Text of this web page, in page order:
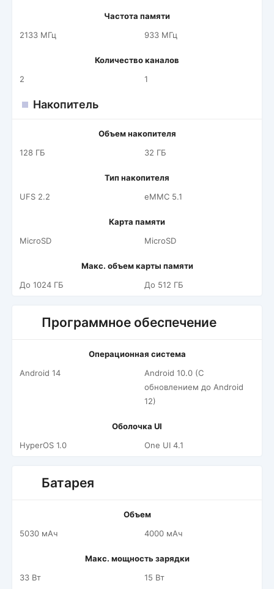
Частота памяти
2133 МГц
933 МГц
Количество каналов
2
1
Накопитель
Объем накопителя
128 ГБ
32 ГБ
Тип накопителя
UFS 2.2
eMMC 5.1
Карта памяти
MicroSD
MicroSD
Макс. объем карты памяти
До 1024 ГБ
До 512 ГБ
Программное обеспечение
Операционная система
Android 14
Android 10.0 (С
обновлением до Android
12)
Оболочка UI
HyperOS 1.0
One UI 4.1
Батарея
Объем
5030 мАч
4000 мАч
Макс. мощность зарядки
33 Вт
15 Вт